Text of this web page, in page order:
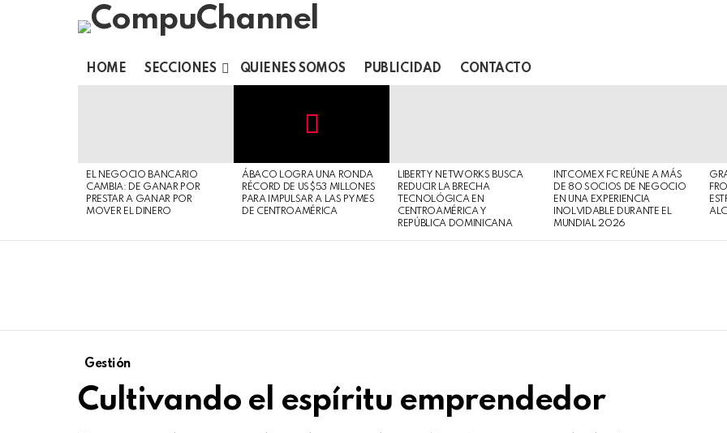
HOME SECCIONES QUIENES SOMOS PUBLICIDAD CONTACTO
EL NEGOCIO BANCARIO
CAMBIA: DE GANAR POR
PRESTAR A GANAR POR
MOVER EL DINERO
Safe
For
Work
view
this
post
ÁBACO LOGRA UNA RONDA
RÉCORD DE US$53 MILLONES
PARA IMPULSAR A LAS PYMES
DE CENTROAMÉRICA
LIBERTY NETWORKS BUSCA
REDUCIR LA BRECHA
TECNOLÓGICA EN
CENTROAMÉRICA Y
REPÚBLICA DOMINICANA
INTCOMEX FC REÚNE A MÁS
DE 80 SOCIOS DE NEGOCIO
EN UNA EXPERIENCIA
INOLVIDABLE DURANTE EL
MUNDIAL 2026
Gestión
Cultivando el espíritu emprendedor